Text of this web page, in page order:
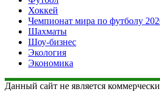
Хоккей
Чемпионат мира по футболу
Шахматы
Шоу-бизнес
Экология
Экономика
Данный сайт не является